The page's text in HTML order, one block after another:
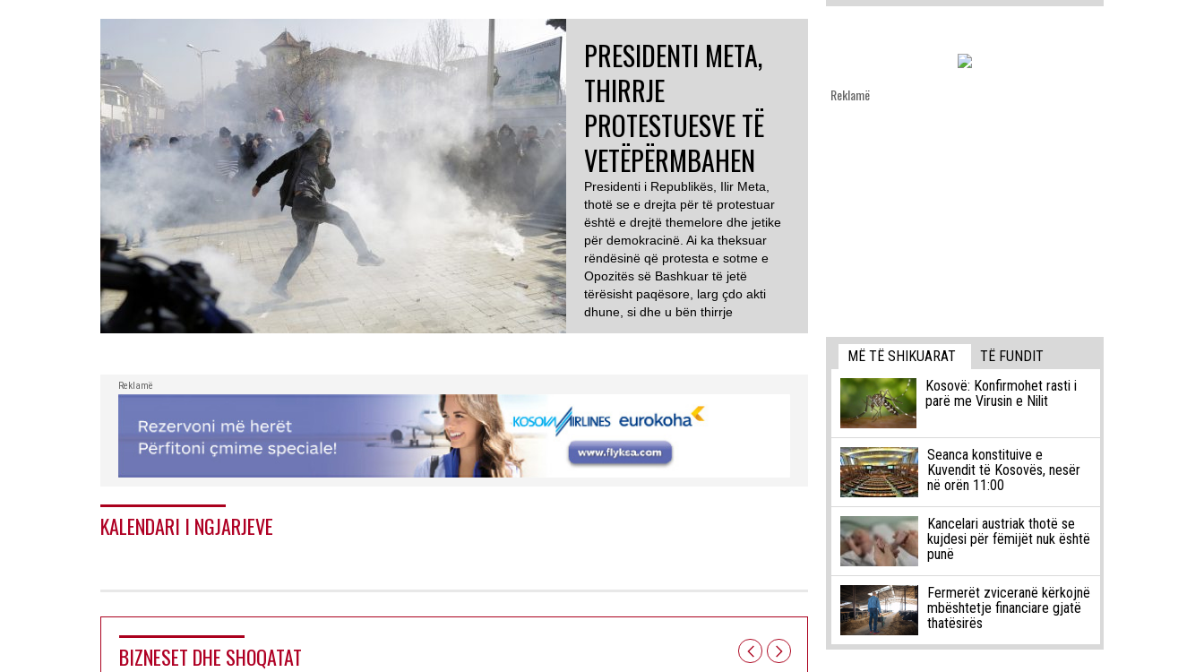
PRESIDENTI META,
THIRRJE
PROTESTUESVE TË
VETËPËRMBAHEN
Presidenti i Republikës, Ilir Meta,
thotë se e drejta për të protestuar
është e drejtë themelore dhe jetike
për demokracinë. Ai ka theksuar
rëndësinë që protesta e sotme e
Opozitës së Bashkuar të jetë
tërësisht paqësore, larg çdo akti
dhune, si dhe u bën thirrje
Reklamë
KALENDARI I NGJARJEVE
BIZNESET DHE SHOQATAT
Reklamë
MË TË SHIKUARAT
TË FUNDIT
Kosovë: Konfirmohet rasti i
parë me Virusin e Nilit
Seanca konstituive e
Kuvendit të Kosovës, nesër
në orën 11:00
Kancelari austriak thotë se
kujdesi për fëmijët nuk është
punë
Fermerët zviceranë kërkojnë
mbështetje financiare gjatë
thatësirës